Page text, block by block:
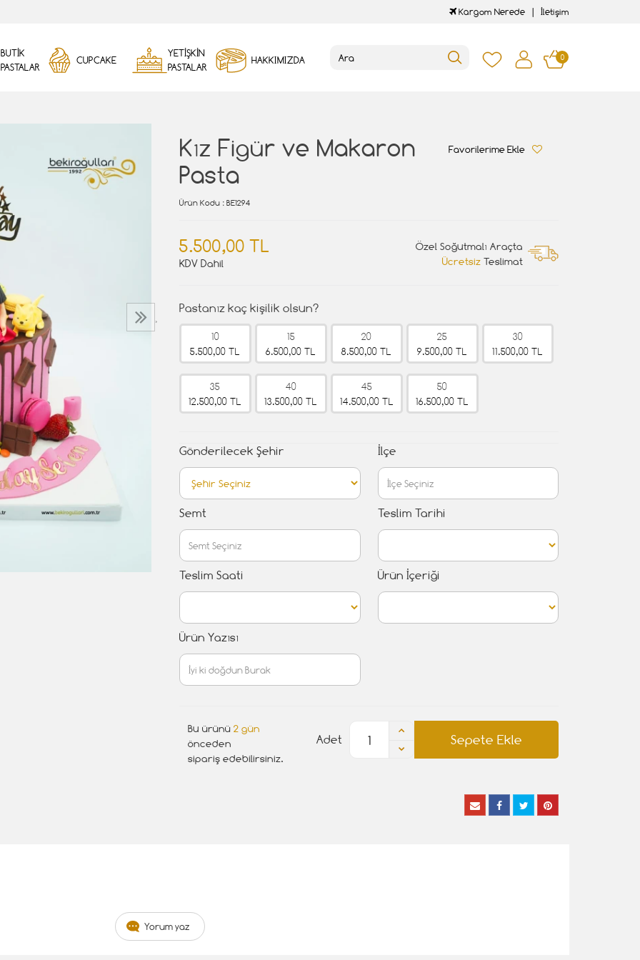
Kargom Nerede İletişim
BUTİK
PASTALAR
CUPCAKE
YETİŞKİN
PASTALAR
HAKKIMIZDA 0
›
Kız Figür ve Makaron
Pasta
Favorilerime Ekle
Ürün Kodu : BE1294
5.500,00 TL
KDV Dahil
Özel Soğutmalı Araçta
Ücretsiz Teslimat
Pastanız kaç kişilik olsun?
10
5.500,00 TL
15
6.500,00 TL
20
8.500,00 TL
25
9.500,00 TL
30
11.500,00 TL
35
12.500,00 TL
40
13.500,00 TL
45
14.500,00 TL
50
16.500,00 TL
Gönderilecek Şehir İlçe
Semt Teslim Tarihi
Teslim Saati Ürün İçeriği
Ürün Yazısı
Bu ürünü 2 gün
önceden
sipariş edebilirsiniz.
Sepete Ekle
Adet
Yorum yaz